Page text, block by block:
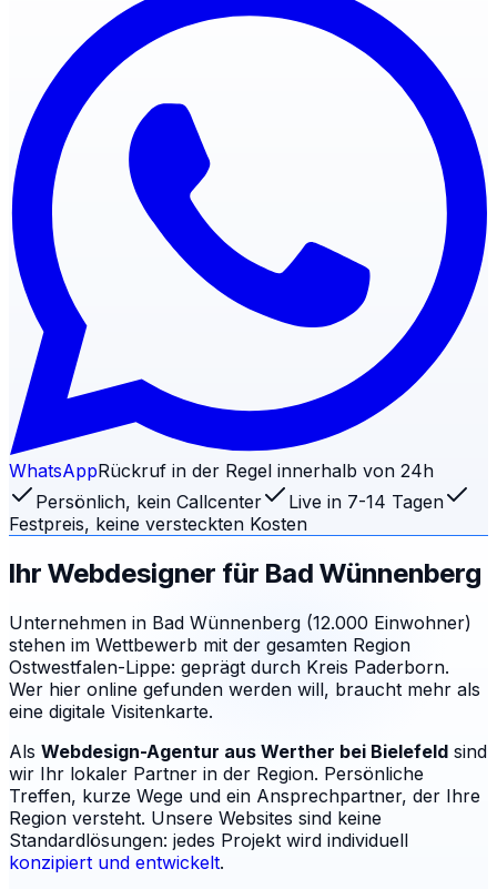
WhatsAppRückruf in der Regel innerhalb von 24h
Persönlich, kein Callcenter
Live in 7-14 Tagen
Festpreis, keine versteckten Kosten
Ihr Webdesigner für Bad Wünnenberg
Unternehmen in Bad Wünnenberg (12.000 Einwohner)
stehen im Wettbewerb mit der gesamten Region
Ostwestfalen-Lippe: geprägt durch Kreis Paderborn.
Wer hier online gefunden werden will, braucht mehr als
eine digitale Visitenkarte.
Als Webdesign-Agentur aus Werther bei Bielefeld sind
wir Ihr lokaler Partner in der Region. Persönliche
Treffen, kurze Wege und ein Ansprechpartner, der Ihre
Region versteht. Unsere Websites sind keine
Standardlösungen: jedes Projekt wird individuell
konzipiert und entwickelt.